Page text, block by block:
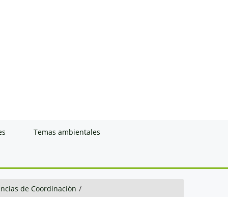
Temas ambientales
de Coordinación /